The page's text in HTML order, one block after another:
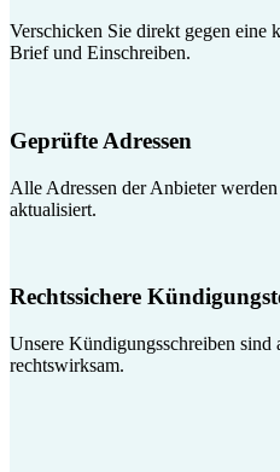
Verschicken Sie direkt gegen eine
Brief und Einschreiben.
Geprüfte Adressen
Alle Adressen der Anbieter
aktualisiert.
Rechtssichere
Unsere Kündigungsschreiben
rechtswirksam.